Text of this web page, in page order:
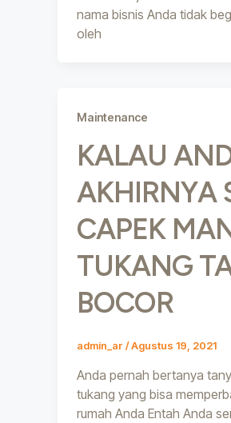
nama bisnis Anda tidak
oleh
Maintenance
KALAU
AKHIRNYA
CAPEK
TUKANG
BOCOR
admin_ar /Agustus 19, 2021
Anda pernah bertanya
tukang yang bisa
rumah Anda Entah Anda